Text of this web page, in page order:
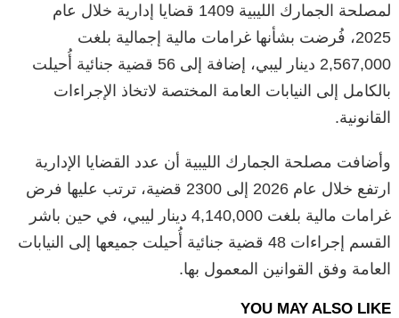
لمصلحة الجمارك الليبية 1409 قضايا إدارية خلال عام
2025، فُرضت بشأنها غرامات مالية إجمالية بلغت
2,567,000 دينار ليبي، إضافة إلى 56 قضية جنائية أُحيلت
بالكامل إلى النيابات العامة المختصة لاتخاذ الإجراءات
القانونية.
وأضافت مصلحة الجمارك الليبية أن عدد القضايا الإدارية
ارتفع خلال عام 2026 إلى 2300 قضية، ترتب عليها فرض
غرامات مالية بلغت 4,140,000 دينار ليبي، في حين باشر
القسم إجراءات 48 قضية جنائية أُحيلت جميعها إلى النيابات
العامة وفق القوانين المعمول بها.
YOU MAY ALSO LIKE